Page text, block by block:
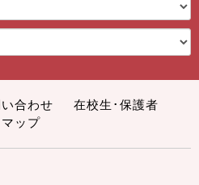
合わせ
在校生･保護者
ップ